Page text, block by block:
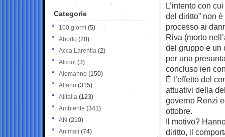
L’intento con
del diritto” non è
processo ai
Riva (morto
del gruppo e un
per una
concluso ieri
È l’effetto del
attuativi della
governo Renzi
ottobre.
Il motivo?
diritto, il
Categorie
100 giorni (5)
Aborto (20)
Acca Larentia (2)
Alcool (3)
Alemanno (150)
Alfano (315)
Alitalia (123)
Ambiente (341)
AN (210)
Animali (74)